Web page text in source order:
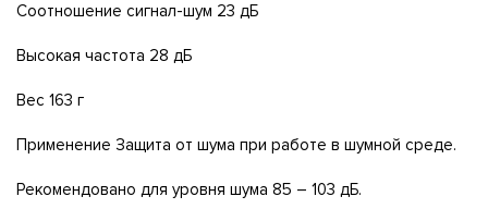
Соотношение сигнал-шум 23 дБ
Высокая частота 28 дБ
Вес 163 г
Применение Защита от шума при работе в шумной среде.
Рекомендовано для уровня шума 85 – 103 дБ.